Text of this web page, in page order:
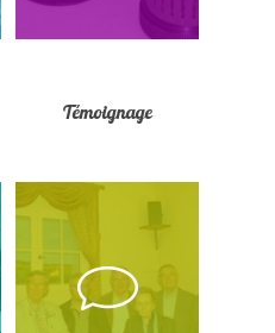
Témoignage